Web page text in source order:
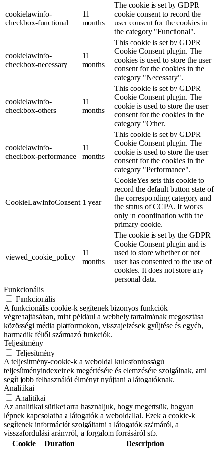
cookielawinfo-
checkbox-functional
11
months
The cookie is set by GDPR
cookie consent to record the
user consent for the cookies in
the category "Functional".
cookielawinfo-
checkbox-necessary
11
months
This cookie is set by GDPR
Cookie Consent plugin. The
cookies is used to store the user
consent for the cookies in the
category "Necessary".
cookielawinfo-
checkbox-others
11
months
This cookie is set by GDPR
Cookie Consent plugin. The
cookie is used to store the user
consent for the cookies in the
category "Other.
cookielawinfo-
checkbox-performance
11
months
This cookie is set by GDPR
Cookie Consent plugin. The
cookie is used to store the user
consent for the cookies in the
category "Performance".
CookieLawInfoConsent 1 year
CookieYes sets this cookie to
record the default button state of
the corresponding category and
the status of CCPA. It works
only in coordination with the
primary cookie.
viewed_cookie_policy
11
months
The cookie is set by the GDPR
Cookie Consent plugin and is
used to store whether or not
user has consented to the use of
cookies. It does not store any
personal data.
Funkcionális
Funkcionális
A funkcionális cookie-k segítenek bizonyos funkciók
végrehajtásában, mint például a webhely tartalmának megosztása
közösségi média platformokon, visszajelzések gyűjtése és egyéb,
harmadik féltől származó funkciók.
Teljesítmény
Teljesítmény
A teljesítmény-cookie-k a weboldal kulcsfontosságú
teljesítményindexeinek megértésére és elemzésére szolgálnak, ami
segít jobb felhasználói élményt nyújtani a látogatóknak.
Analitikai
Analitikai
Az analitikai sütiket arra használjuk, hogy megértsük, hogyan
lépnek kapcsolatba a látogatók a weboldallal. Ezek a cookie-k
segítenek információt szolgáltatni a látogatók számáról, a
visszafordulási arányról, a forgalom forrásáról stb.
Cookie
Duration Description